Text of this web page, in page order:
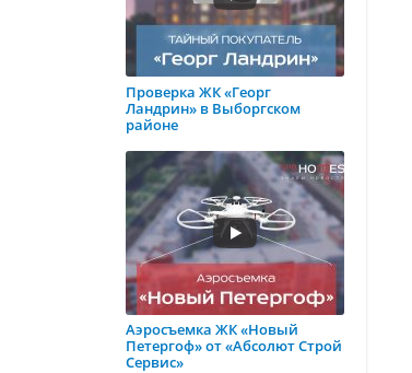
Проверка ЖК «Георг
Ландрин» в Выборгском
районе
Аэросъемка ЖК «Новый
Петергоф» от «Абсолют Строй
Сервис»